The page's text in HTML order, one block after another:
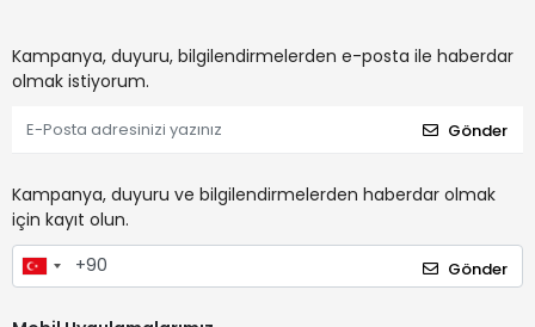
Kampanya, duyuru, bilgilendirmelerden e-posta ile haberdar
olmak istiyorum.
Gönder
Kampanya, duyuru ve bilgilendirmelerden haberdar olmak
için kayıt olun.
Gönder